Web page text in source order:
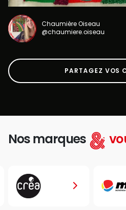
Chaumière Oiseau
@chaumiere.oiseau
PARTAGEZ VOS
Nos marques